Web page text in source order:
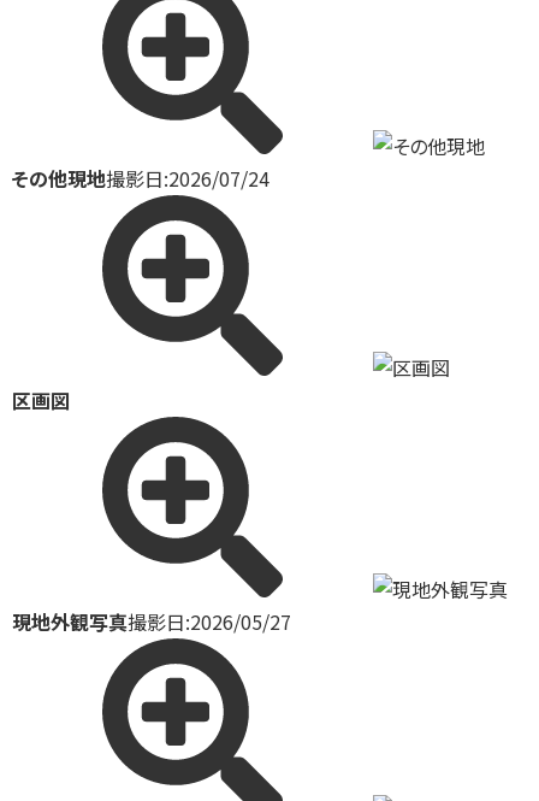
その他現地撮影日:2026/07/24
区画図
現地外観写真撮影日:2026/05/27